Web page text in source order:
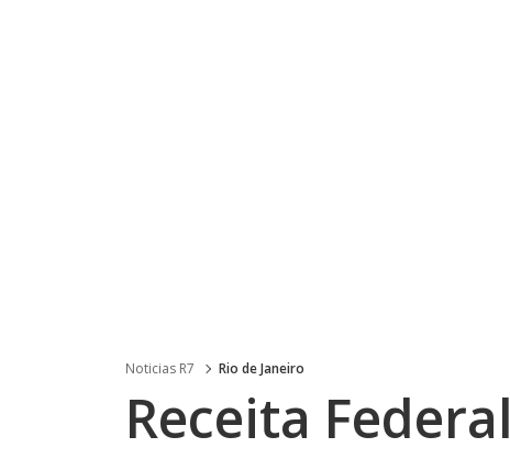
Noticias R7 Rio de Janeiro
Receita